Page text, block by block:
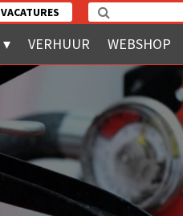
VACATURES
VERHUUR WEBSHOP